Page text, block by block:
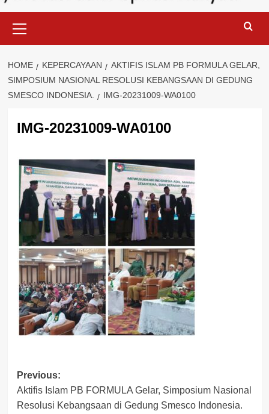
Menu
HOME KEPERCAYAAN
AKTIFIS ISLAM PB FORMULA GELAR,
SIMPOSIUM NASIONAL RESOLUSI KEBANGSAAN DI GEDUNG
SMESCO INDONESIA.
IMG-20231009-WA0100
IMG-20231009-WA0100
Post
navigation
Previous:
Aktifis Islam PB FORMULA Gelar, Simposium Nasional
Resolusi Kebangsaan di Gedung Smesco Indonesia.